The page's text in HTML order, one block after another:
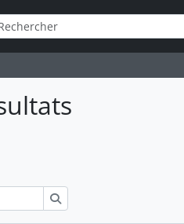
options